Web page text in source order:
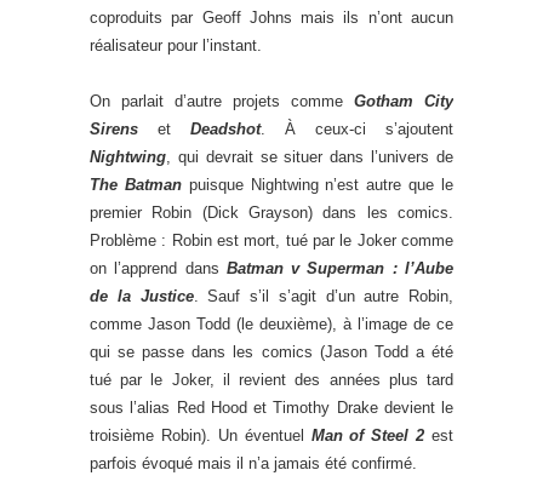
coproduits par Geoff Johns mais ils n’ont aucun
réalisateur pour l’instant.
On parlait d’autre projets comme Gotham City
Sirens et Deadshot. À ceux-ci s’ajoutent
Nightwing , qui devrait se situer dans l’univers de
The Batmanpuisque Nightwing n’est autre que le
premier Robin (Dick Grayson) dans les comics.
Problème : Robin est mort, tué par le Joker comme
on l’apprend dans Batman v Superman : l’Aube
de la Justice. Sauf s’il s’agit d’un autre Robin,
comme Jason Todd (le deuxième), à l’image de ce
qui se passe dans les comics (Jason Todd a été
tué par le Joker, il revient des années plus tard
sous l’alias Red Hood et Timothy Drake devient le
troisième Robin). Un éventuel Man of Steel 2 est
parfois évoqué mais il n’a jamais été confirmé.